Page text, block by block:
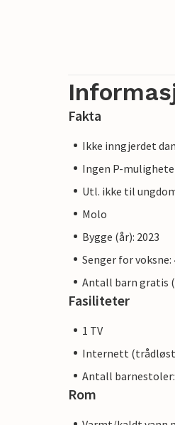
Fakta
Ikke inngjerdet
Ingen P-
Utl. ikke til
Molo
Bygge (år): 2023
Senger for voksne:
Antall barn gratis
Fasiliteter
1 TV
Internett
Antall
Rom